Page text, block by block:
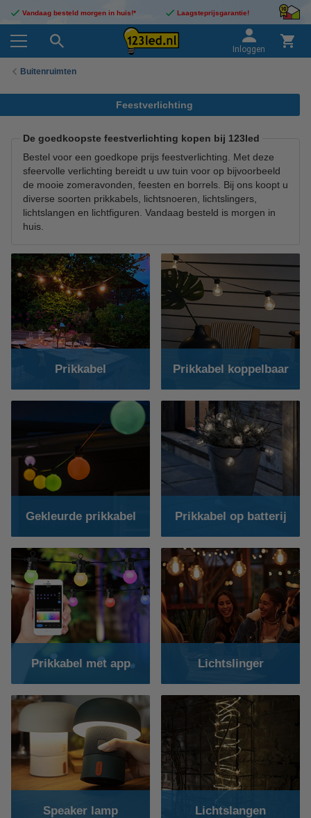
Vandaag besteld morgen in huis!* Laagsteprijsgarantie!
Inloggen
Buitenruimten
Feestverlichting
De goedkoopste feestverlichting kopen bij 123led
Bestel voor een goedkope prijs feestverlichting. Met deze
sfeervolle verlichting bereidt u uw tuin voor op bijvoorbeeld
de mooie zomeravonden, feesten en borrels. Bij ons koopt u
diverse soorten prikkabels, lichtsnoeren, lichtslingers,
lichtslangen en lichtfiguren. Vandaag besteld is morgen in
huis.
Prikkabel Prikkabel koppelbaar
Gekleurde prikkabel Prikkabel op batterij
Prikkabel met app Lichtslinger
Speaker lamp Lichtslangen